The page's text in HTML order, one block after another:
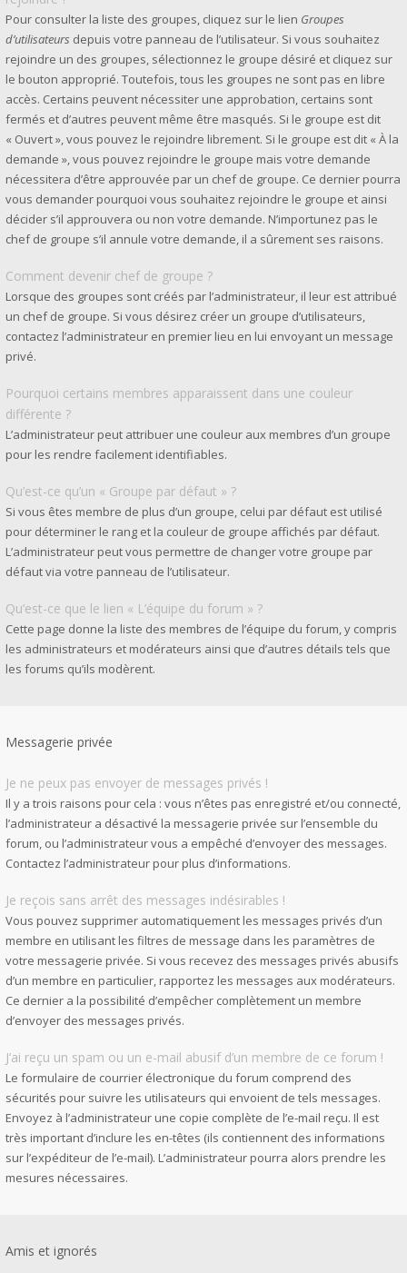
Pour consulter la liste des groupes, cliquez sur le lien Groupes
d’utilisateurs depuis votre panneau de l’utilisateur. Si vous souhaitez
rejoindre un des groupes, sélectionnez le groupe désiré et cliquez sur
le bouton approprié. Toutefois, tous les groupes ne sont pas en libre
accès. Certains peuvent nécessiter une approbation, certains sont
fermés et d’autres peuvent même être masqués. Si le groupe est dit
« Ouvert », vous pouvez le rejoindre librement. Si le groupe est dit « À la
demande », vous pouvez rejoindre le groupe mais votre demande
nécessitera d’être approuvée par un chef de groupe. Ce dernier pourra
vous demander pourquoi vous souhaitez rejoindre le groupe et ainsi
décider s’il approuvera ou non votre demande. N’importunez pas le
chef de groupe s’il annule votre demande, il a sûrement ses raisons.
Comment devenir chef de groupe ?
Lorsque des groupes sont créés par l’administrateur, il leur est attribué
un chef de groupe. Si vous désirez créer un groupe d’utilisateurs,
contactez l’administrateur en premier lieu en lui envoyant un message
privé.
Pourquoi certains membres apparaissent dans une couleur
différente ?
L’administrateur peut attribuer une couleur aux membres d’un groupe
pour les rendre facilement identifiables.
Qu’est-ce qu’un « Groupe par défaut » ?
Si vous êtes membre de plus d’un groupe, celui par défaut est utilisé
pour déterminer le rang et la couleur de groupe affichés par défaut.
L’administrateur peut vous permettre de changer votre groupe par
défaut via votre panneau de l’utilisateur.
Qu’est-ce que le lien « L’équipe du forum » ?
Cette page donne la liste des membres de l’équipe du forum, y compris
les administrateurs et modérateurs ainsi que d’autres détails tels que
les forums qu’ils modèrent.
Messagerie privée
Je ne peux pas envoyer de messages privés !
Il y a trois raisons pour cela : vous n’êtes pas enregistré et/ou connecté,
l’administrateur a désactivé la messagerie privée sur l’ensemble du
forum, ou l’administrateur vous a empêché d’envoyer des messages.
Contactez l’administrateur pour plus d’informations.
Je reçois sans arrêt des messages indésirables !
Vous pouvez supprimer automatiquement les messages privés d’un
membre en utilisant les filtres de message dans les paramètres de
votre messagerie privée. Si vous recevez des messages privés abusifs
d’un membre en particulier, rapportez les messages aux modérateurs.
Ce dernier a la possibilité d’empêcher complètement un membre
d’envoyer des messages privés.
J’ai reçu un spam ou un e-mail abusif d’un membre de ce forum !
Le formulaire de courrier électronique du forum comprend des
sécurités pour suivre les utilisateurs qui envoient de tels messages.
Envoyez à l’administrateur une copie complète de l’e-mail reçu. Il est
très important d’inclure les en-têtes (ils contiennent des informations
sur l’expéditeur de l’e-mail). L’administrateur pourra alors prendre les
mesures nécessaires.
Amis et ignorés